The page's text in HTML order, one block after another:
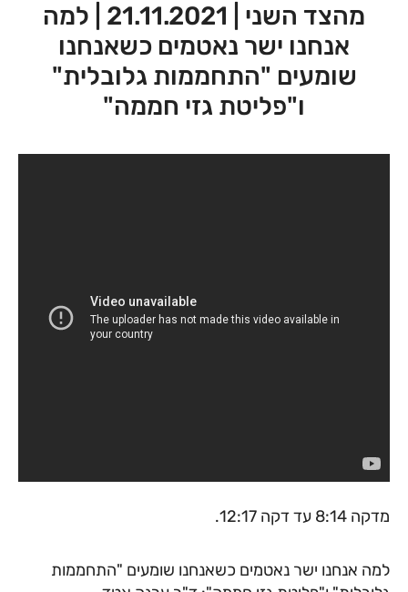
מהצד השני | 21.11.2021 | למה
אנחנו ישר נאטמים כשאנחנו
שומעים "התחממות גלובלית"
ו"פליטת גזי חממה"
מדקה 8:14 עד דקה 12:17.
למה אנחנו ישר נאטמים כשאנחנו שומעים "התחממות